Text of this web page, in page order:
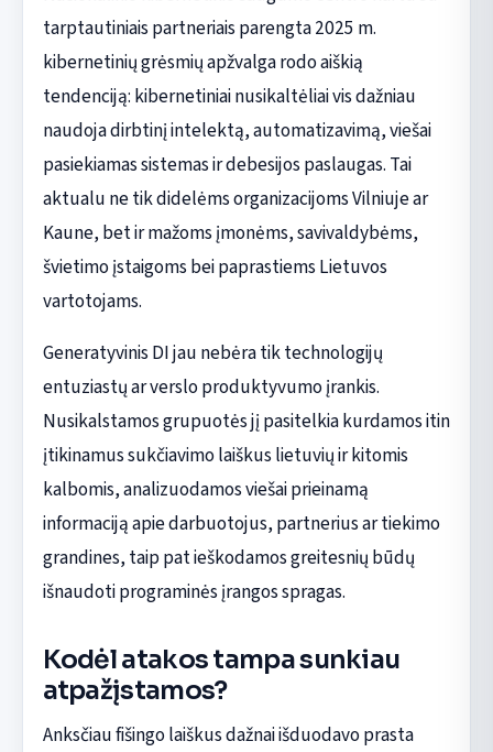
tarptautiniais partneriais parengta 2025 m.
kibernetinių grėsmių apžvalga rodo aiškią
tendenciją: kibernetiniai nusikaltėliai vis dažniau
naudoja dirbtinį intelektą, automatizavimą, viešai
pasiekiamas sistemas ir debesijos paslaugas. Tai
aktualu ne tik didelėms organizacijoms Vilniuje ar
Kaune, bet ir mažoms įmonėms, savivaldybėms,
švietimo įstaigoms bei paprastiems Lietuvos
vartotojams.
Generatyvinis DI jau nebėra tik technologijų
entuziastų ar verslo produktyvumo įrankis.
Nusikalstamos grupuotės jį pasitelkia kurdamos itin
įtikinamus sukčiavimo laiškus lietuvių ir kitomis
kalbomis, analizuodamos viešai prieinamą
informaciją apie darbuotojus, partnerius ar tiekimo
grandines, taip pat ieškodamos greitesnių būdų
išnaudoti programinės įrangos spragas.
Kodėl atakos tampa sunkiau
atpažįstamos?
Anksčiau fišingo laiškus dažnai išduodavo prasta